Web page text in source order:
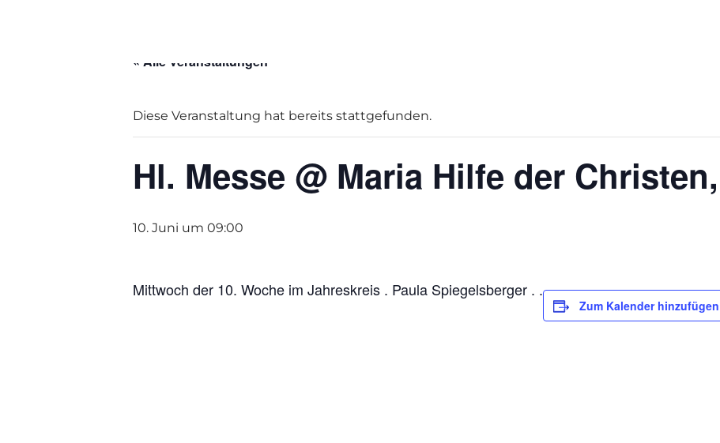
« Alle Veranstaltungen
Diese Veranstaltung hat bereits stattgefunden.
Hl. Messe @ Maria Hilfe der
10. Juni um 09:00
Mittwoch der 10. Woche im Jahreskreis . Paula Spiegelsberger . .
Zum Kalender hinzufügen